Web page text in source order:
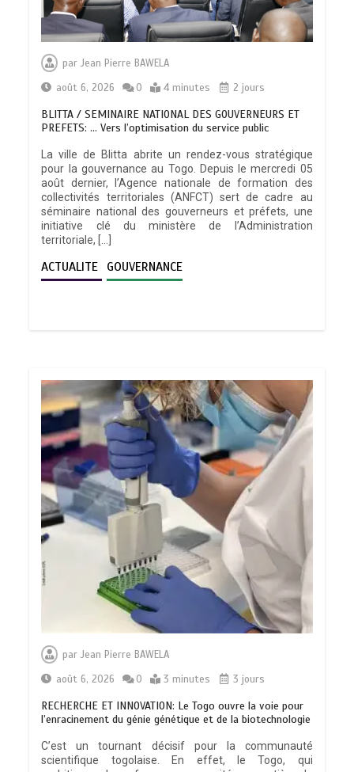
parJean Pierre BAWELA
août 6, 2026
0 4 minutes 2 jours
BLITTA / SEMINAIRE NATIONAL DES GOUVERNEURS ET
PREFETS: … Vers l’optimisation du service public
La ville de Blitta abrite un rendez-vous stratégique
pour la gouvernance au Togo. Depuis le mercredi 05
août dernier, l’Agence nationale de formation des
collectivités territoriales (ANFCT) sert de cadre au
séminaire national des gouverneurs et préfets, une
initiative clé du ministère de l’Administration
territoriale, […]
ACTUALITE GOUVERNANCE
parJean Pierre BAWELA
août 6, 2026
0 3 minutes 3 jours
RECHERCHE ET INNOVATION: Le Togo ouvre la voie pour
l’enracinement du génie génétique et de la biotechnologie
C’est un tournant décisif pour la communauté
scientifique togolaise. En effet, le Togo, qui